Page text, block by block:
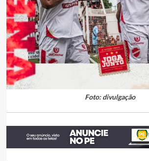
Foto: divulgação